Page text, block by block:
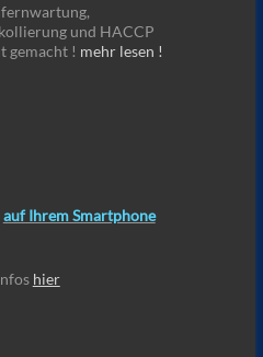
und HACCP
gemacht ! mehr lesen !
auf Ihrem Smartphone
hier